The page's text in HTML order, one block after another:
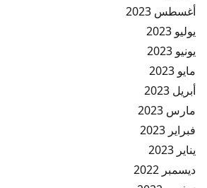
أغسطس 2023
يوليو 2023
يونيو 2023
مايو 2023
أبريل 2023
مارس 2023
فبراير 2023
يناير 2023
ديسمبر 2022